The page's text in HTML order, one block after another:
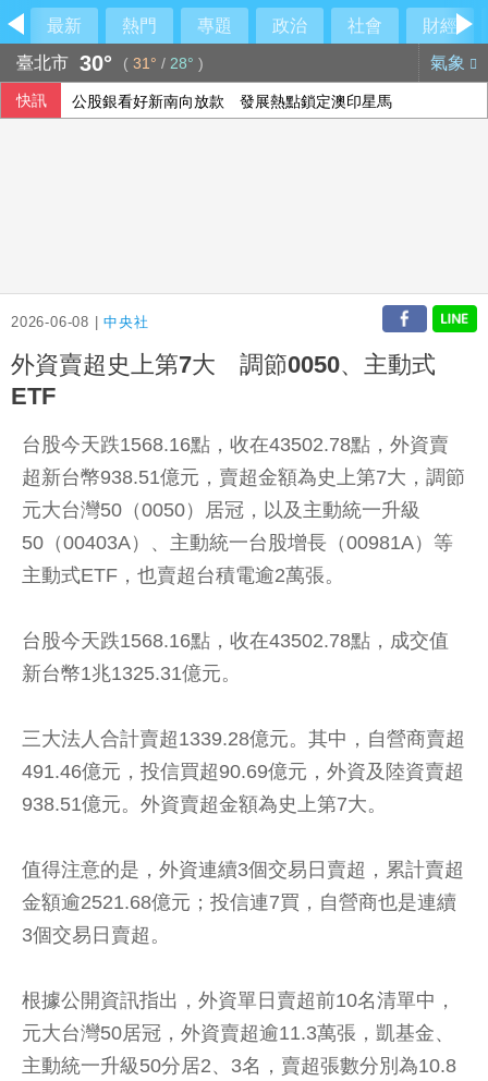
最新 熱門 專題 政治 社會
財經
臺北市 30° ( 31° / 28° ) 氣象
快訊 公股銀看好新南向放款 發展熱點鎖定澳印星馬
2026-06-08 |中央社
外資賣超史上第7大 調節0050、主動式
ETF
台股今天跌1568.16點，收在43502.78點，外資賣
超新台幣938.51億元，賣超金額為史上第7大，調節
元大台灣50（0050）居冠，以及主動統一升級
50（00403A）、主動統一台股增長（00981A）等
主動式ETF，也賣超台積電逾2萬張。
台股今天跌1568.16點，收在43502.78點，成交值
新台幣1兆1325.31億元。
三大法人合計賣超1339.28億元。其中，自營商賣超
491.46億元，投信買超90.69億元，外資及陸資賣超
938.51億元。外資賣超金額為史上第7大。
值得注意的是，外資連續3個交易日賣超，累計賣超
金額逾2521.68億元；投信連7買，自營商也是連續
3個交易日賣超。
根據公開資訊指出，外資單日賣超前10名清單中，
元大台灣50居冠，外資賣超逾11.3萬張，凱基金、
主動統一升級50分居2、3名，賣超張數分別為10.8